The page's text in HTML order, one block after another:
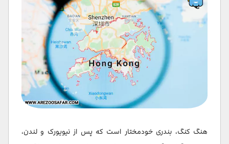
مراکز خرید در هنگ کنگ
سخن پایانی
سوالات متداول
هنگ کنگ، بندری خودمختار است که پس از نیویورک و لندن،